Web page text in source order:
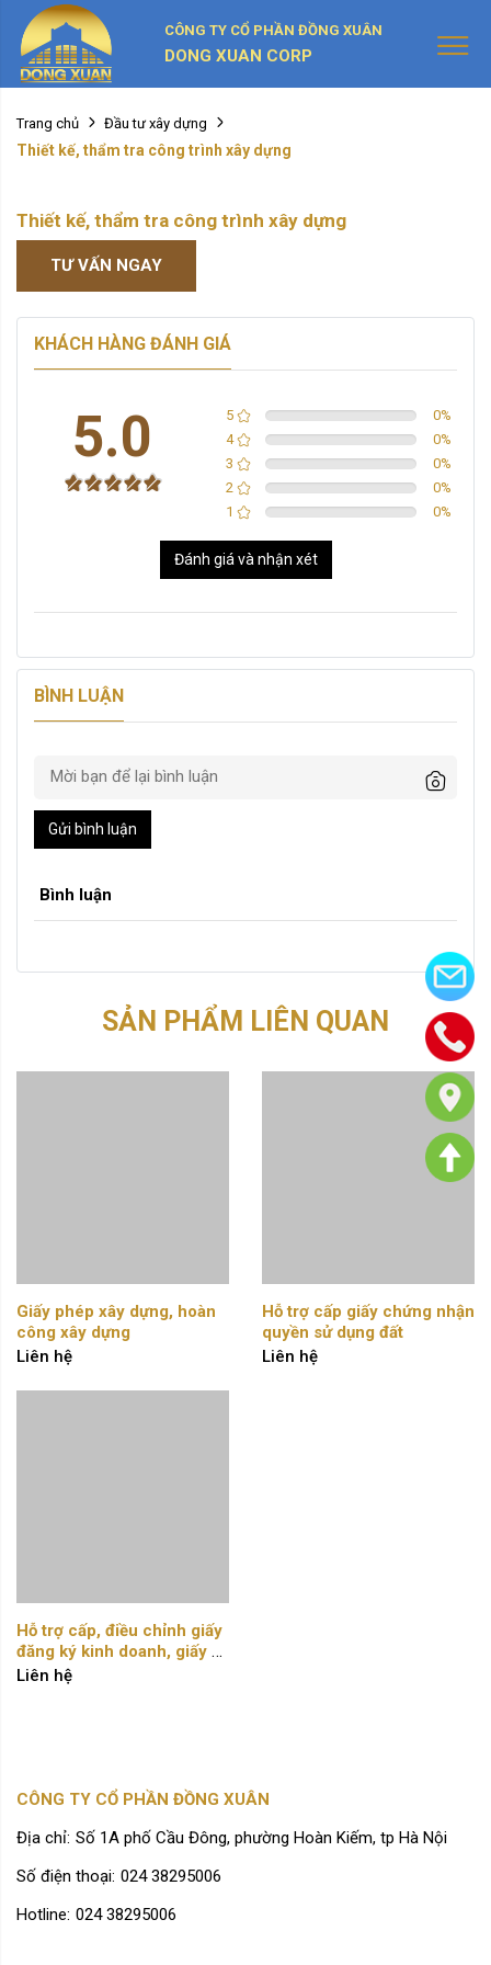
CÔNG TY CỔ PHẦN ĐỒNG XUÂN
DONG XUAN CORP
Trang chủ Đầu tư xây dựng
Thiết kế, thẩm tra công trình xây dựng
Thiết kế, thẩm tra công trình xây dựng
TƯ VẤN NGAY
KHÁCH HÀNG ĐÁNH GIÁ
5.0 5 0%
4
0%
3
0%
2
0%
1
0%
Đánh giá và nhận xét
BÌNH LUẬN
Gửi bình luận
Bình luận
SẢN PHẨM LIÊN QUAN
Giấy phép xây dựng, hoàn
công xây dựng
Liên hệ
Hỗ trợ cấp giấy chứng nhận
quyền sử dụng đất
Liên hệ
Hỗ trợ cấp, điều chỉnh giấy
đăng ký kinh doanh, giấy
chứng nhận đầu tư
Liên hệ
CÔNG TY CỔ PHẦN ĐỒNG XUÂN
Địa chỉ: Số 1A phố Cầu Đông, phường Hoàn Kiếm, tp Hà Nội
Số điện thoại: 024 38295006
Hotline: 024 38295006